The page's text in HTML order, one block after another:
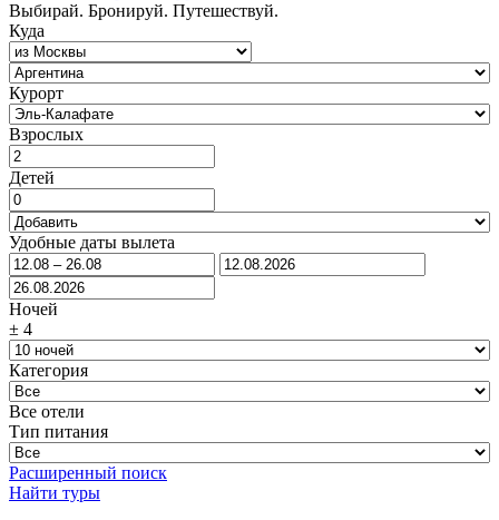
Выбирай. Бронируй. Путешествуй.
Куда
Курорт
Взрослых
Детей
Удобные даты вылета
Ночей
± 4
Категория
Все отели
Тип питания
Расширенный поиск
Найти туры